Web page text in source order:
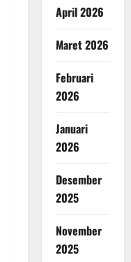
April 2026
Maret 2026
Februari
2026
Januari
2026
Desember
2025
November
2025